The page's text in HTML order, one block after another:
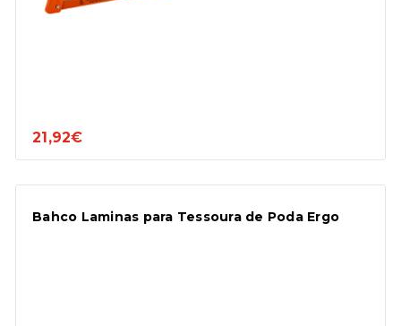
21,92€
Bahco Laminas para Tessoura de Poda Ergo